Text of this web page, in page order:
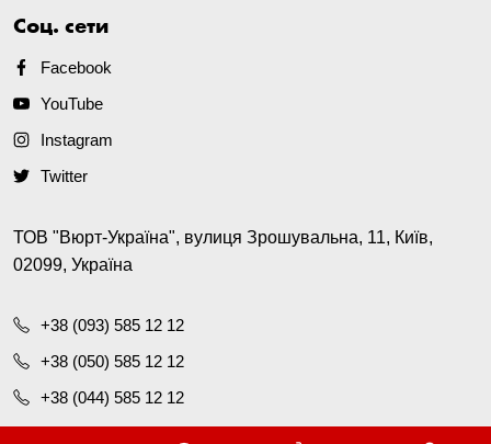
Соц. сети
Facebook
YouTube
Instagram
Twitter
ТОВ "Вюрт-Україна", вулиця Зрошувальна, 11, Київ,
02099, Україна
+38 (093) 585 12 12
+38 (050) 585 12 12
+38 (044) 585 12 12